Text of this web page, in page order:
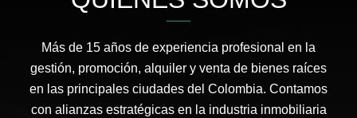
Más de 15 años de experiencia profesional en la
gestión, promoción, alquiler y venta de bienes raíces
en las principales ciudades del Colombia. Contamos
con alianzas estratégicas en la industria inmobiliaria